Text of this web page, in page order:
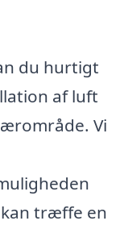
du hurtigt
af luft
Vi
træffe en